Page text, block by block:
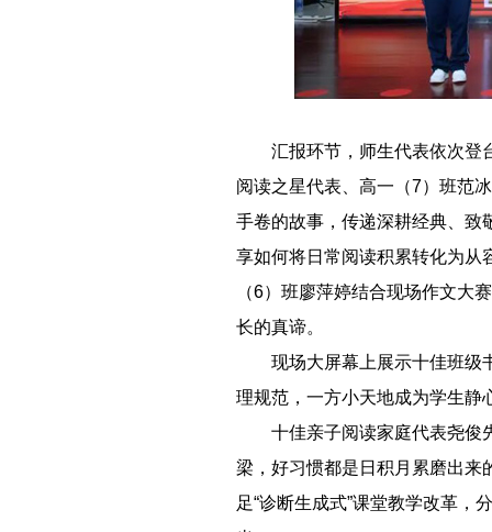
汇报环节，师生代表依次登
阅读之星代表、高一（7）班范
手卷的故事，传递深耕经典、致
享如何将日常阅读积累转化为从
（6）班廖萍婷结合现场作文大
长的真谛。
现场大屏幕上展示十佳班级
理规范，一方小天地成为学生静
十佳亲子阅读家庭代表尧俊
梁，好习惯都是日积月累磨出来
足“诊断生成式”课堂教学改革，